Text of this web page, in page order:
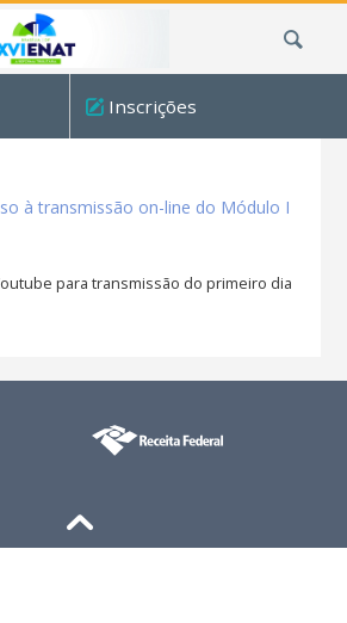
Inscrições
à transmissão on-line do Módulo I
para transmissão do primeiro dia